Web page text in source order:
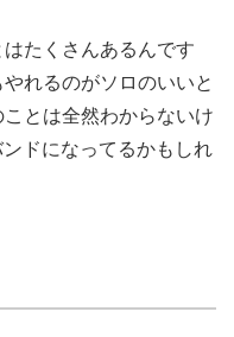
たくさんあるんです
れるのがソロのいいと
とは全然わからないけ
ドになってるかもしれ